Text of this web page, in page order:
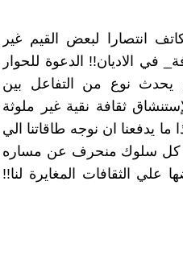
انتصارا لبعض القيم غير
في الاديان!! الدعوة للحوار
يحدث نوع من التفاعل بين
ثقافة نقية غير ملوثة
ما يدفعنا ان نوجه طاقاتنا الي
كل سلوك منحرف عن مساره
علي الثقافات المغايرة لنا!!